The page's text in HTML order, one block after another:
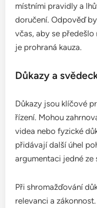
místními pravidly a
doručení. Odpověď
včas, aby se
je prohraná kauza.
Důkazy a
Důkazy jsou klíčové
řízení. Mohou
videa nebo fyzické
přidávají další úhel
argumentaci jedné ze
Při shromažďování
relevanci a